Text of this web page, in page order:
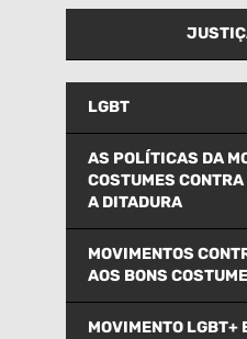
LGBT
AS POLÍTICAS DA
COSTUMES
A DITADURA
MOVIMENTOS
AOS BONS
MOVIMENTO LGBT+